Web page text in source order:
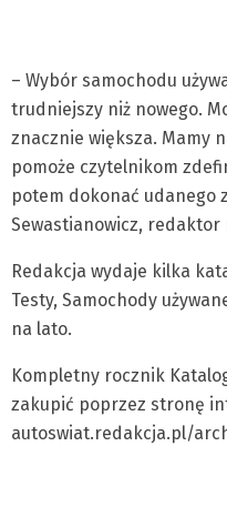
– Wybór samochodu
trudniejszy niż nowego.
znacznie większa. Mamy
pomoże czytelnikom
potem dokonać udanego
Sewastianowicz, redaktor
Redakcja wydaje kilka
Testy, Samochody
na lato.
Kompletny rocznik
zakupić poprzez stronę
autoswiat.redakcja.pl/